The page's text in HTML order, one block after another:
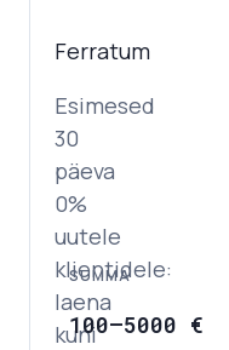
Ferratum
Esimesed
30
päeva
0%
uutele
klientidele:
laena
kuni
SUMMA
100–5000 €